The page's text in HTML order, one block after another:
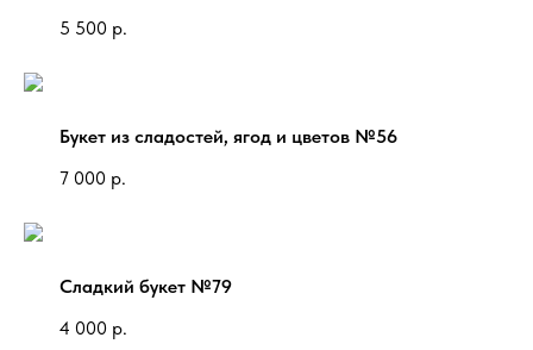
5 500 р.
Букет из сладостей, ягод и цветов №56
7 000 р.
Сладкий букет №79
4 000 р.